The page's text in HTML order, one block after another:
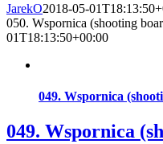
JarekO2018-05-
050. Wspornica (shooting
01T18:13:50+00:00
049. Wspornica
049. Wspornica